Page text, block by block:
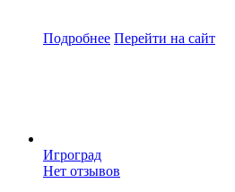
Подробнее Перейти на сайт
Игроград
Нет отзывов